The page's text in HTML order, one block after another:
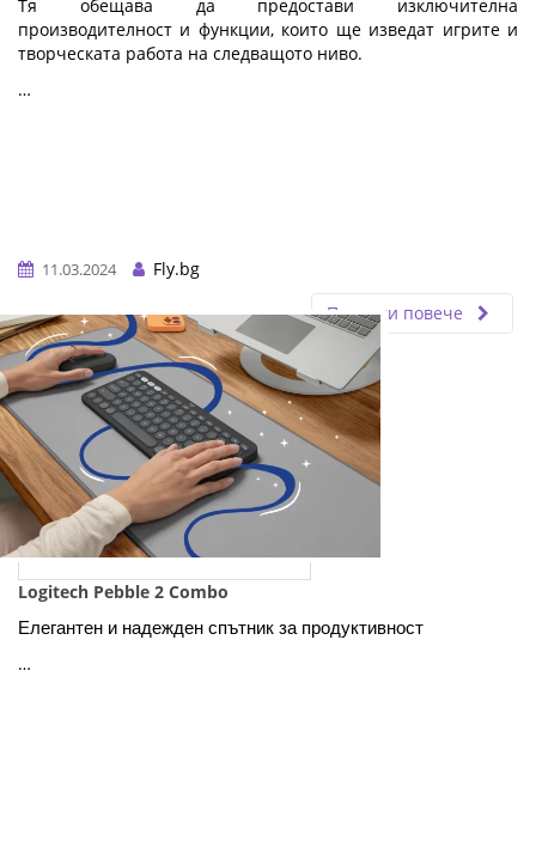
Тя обещава да предостави изключителна
производителност и функции, които ще изведат игрите и
творческата работа на следващото ниво.
…
11.03.2024
Fly.bg
Прочети повече
Logitech Pebble 2 Combo
Елегантен и надежден спътник за продуктивност
…